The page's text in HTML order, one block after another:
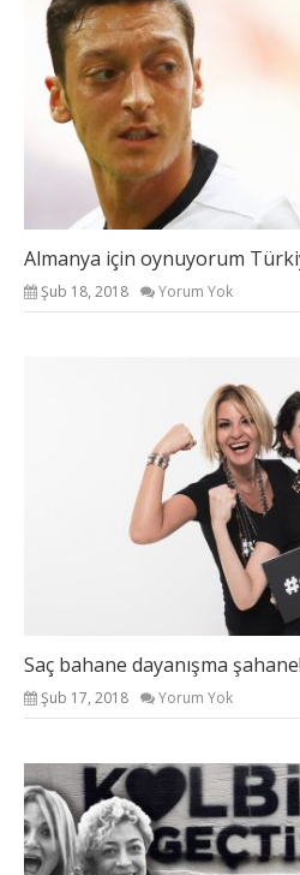
Almanya için oynuyorum
Şub 18, 2018 Yorum Yok
Saç bahane dayanışma şahane!
Şub 17, 2018 Yorum Yok